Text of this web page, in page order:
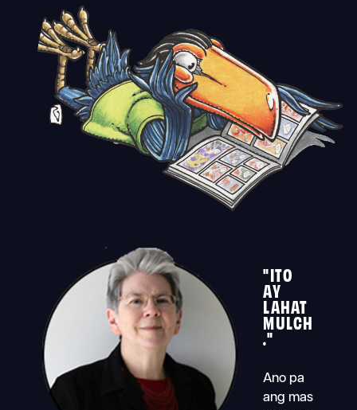
"ITO
AY
LAHAT
MULCH
."
Ano pa
ang mas